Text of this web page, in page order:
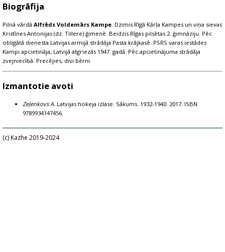
Biogrāfija
Pilnā vārdā Alfrēds Voldemārs Kampe . Dzimis Rīgā Kārļa Kampes un viņa sievas
Kristīnes Antonijas (dz. Tillere) ģimenē. Beidzis Rīgas pilsētas 2. ģimnāziju. Pēc
obligātā dienesta Latvijas armijā strādāja Pasta krājkasē. PSRS varas iestādes
Kampi apcietināja, Latvijā atgriezās 1947. gadā. Pēc apcietinājuma strādāja
zvejniecībā. Precējies, divi bērni.
Izmantotie avoti
Zeļenkovs A. Latvijas hokeja izlase. Sākums. 1932-1940. 2017. ISBN
9789934147456.
(c) Kazhe 2019-2024